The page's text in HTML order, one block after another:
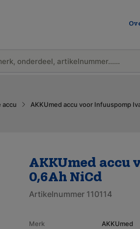
accu AKKUmed accu voor Infuuspomp
AKKUmed accu
0,6Ah NiCd
Artikelnummer 110114
Merk AKKUmed